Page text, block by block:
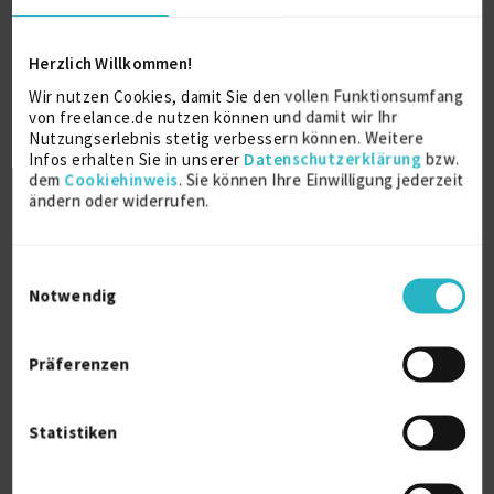
Herzlich Willkommen!
Wir nutzen Cookies, damit Sie den vollen Funktionsumfang
von freelance.de nutzen können und damit wir Ihr
Nutzungserlebnis stetig verbessern können. Weitere
Infos erhalten Sie in unserer Datenschutzerklärung bzw.
dem Cookiehinweis. Sie können Ihre Einwilligung jederzeit
ändern oder widerrufen.
Notwendig
Präferenzen
Statistiken
Ausbildung
Betriebswirtschaftslehre
Bachelor of Arts
2014
Reiseverkehrskauffrau
Ausbildung
Über mich